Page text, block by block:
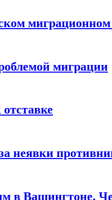
миграционном
миграции
неявки
в Вашингтоне.